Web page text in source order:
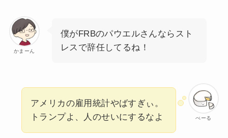
かまーん
僕がFRBのパウエルさんならスト
レスで辞任してるね！
べーる
アメリカの雇用統計やばすぎぃ。
トランプよ、人のせいにするなよ